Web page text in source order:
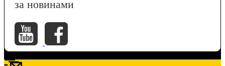
за новинами